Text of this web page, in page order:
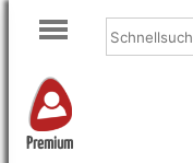
Premium